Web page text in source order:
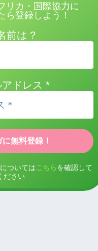
リカ・国際協力に
ら登録しよう！
前は ?
アドレス*
ついては こちら を確認して
ださい